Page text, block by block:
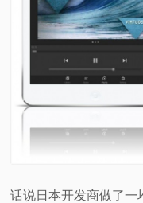
话说日本开发商做了一